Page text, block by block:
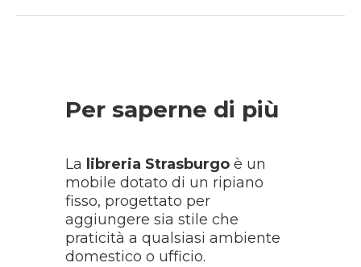
Per saperne di più
La libreria Strasburgo è un
mobile dotato di un ripiano
fisso, progettato per
aggiungere sia stile che
praticità a qualsiasi ambiente
domestico o ufficio.